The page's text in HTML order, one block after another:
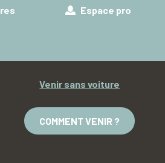
Espace pro
Venir sans voiture
COMMENT VENIR ?